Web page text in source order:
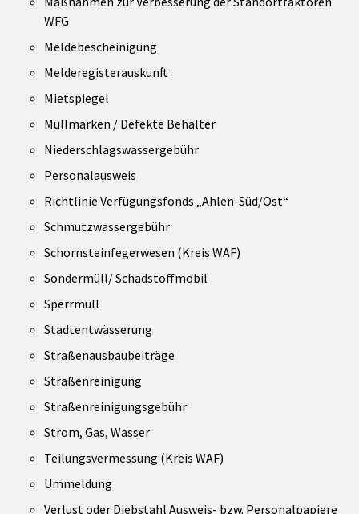
WFG
Meldebescheinigung
Melderegisterauskunft
Mietspiegel
Müllmarken / Defekte Behälter
Niederschlagswassergebühr
Personalausweis
Richtlinie Verfügungsfonds „Ahlen-Süd/Ost“
Schmutzwassergebühr
Schornsteinfegerwesen (Kreis WAF)
Sondermüll/ Schadstoffmobil
Sperrmüll
Stadtentwässerung
Straßenausbaubeiträge
Straßenreinigung
Straßenreinigungsgebühr
Strom, Gas, Wasser
Teilungsvermessung (Kreis WAF)
Ummeldung
Verlust oder Diebstahl Ausweis- bzw. Personalpapiere